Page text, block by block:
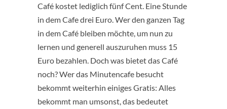
Café kostet lediglich fünf Cent. Eine Stunde
in dem Cafe drei Euro. Wer den ganzen Tag
in dem Café bleiben möchte, um nun zu
lernen und generell auszuruhen muss 15
Euro bezahlen. Doch was bietet das Café
noch? Wer das Minutencafe besucht
bekommt weiterhin einiges Gratis: Alles
bekommt man umsonst, das bedeutet